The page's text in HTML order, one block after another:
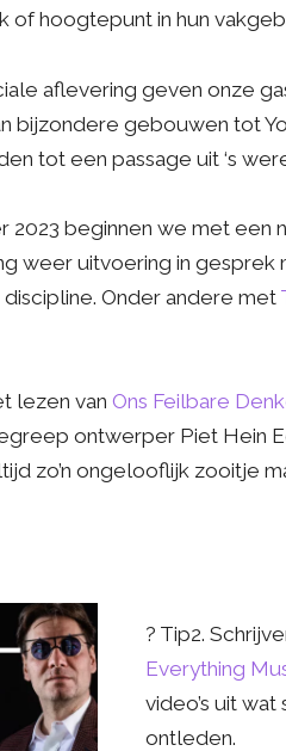
of hoogtepunt in hun
aflevering geven onze
bijzondere gebouwen tot
tot een passage uit ‘s
2023 beginnen we met een
weer uitvoering in
discipline. Onder andere met
lezen van Ons Feilbare
ontwerper Piet Hein
zo’n ongelooflijk zooitje
? Tip2.
Everything
video’s uit
ontleden.